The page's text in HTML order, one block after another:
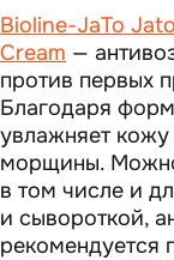
Bioline-JaTo
Cream —
против первых
Благодаря
увлажняет
морщины. Можно
в том числе и
и сывороткой,
рекомендуется